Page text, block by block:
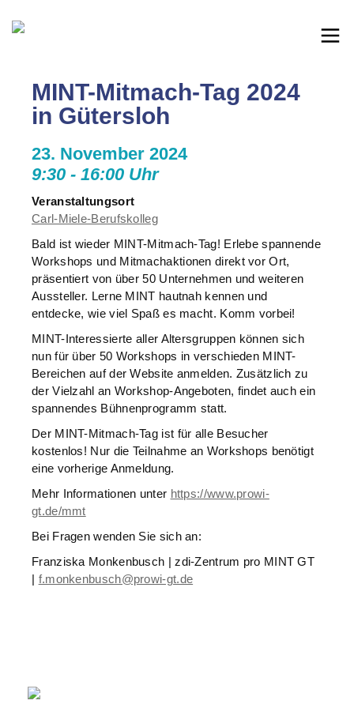
MINT-Mitmach-Tag 2024
in Gütersloh
23. November 2024
9:30 - 16:00 Uhr
Veranstaltungsort
Carl-Miele-Berufskolleg
Bald ist wieder MINT-Mitmach-Tag! Erlebe spannende
Workshops und Mitmachaktionen direkt vor Ort,
präsentiert von über 50 Unternehmen und weiteren
Aussteller. Lerne MINT hautnah kennen und
entdecke, wie viel Spaß es macht. Komm vorbei!
MINT-Interessierte aller Altersgruppen können sich
nun für über 50 Workshops in verschieden MINT-
Bereichen auf der Website anmelden. Zusätzlich zu
der Vielzahl an Workshop-Angeboten, findet auch ein
spannendes Bühnenprogramm statt.
Der MINT-Mitmach-Tag ist für alle Besucher
kostenlos! Nur die Teilnahme an Workshops benötigt
eine vorherige Anmeldung.
Mehr Informationen unter https://www.prowi-
gt.de/mmt
Bei Fragen wenden Sie sich an:
Franziska Monkenbusch | zdi-Zentrum pro MINT GT
| f.monkenbusch@prowi-gt.de